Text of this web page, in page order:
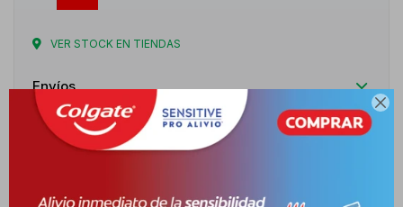

VER STOCK EN TIENDAS
Envíos
Cambios y Devoluciones